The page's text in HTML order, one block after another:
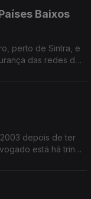
Baixos
perto de Sintra, e
das redes de
depois de ter
está há trinta